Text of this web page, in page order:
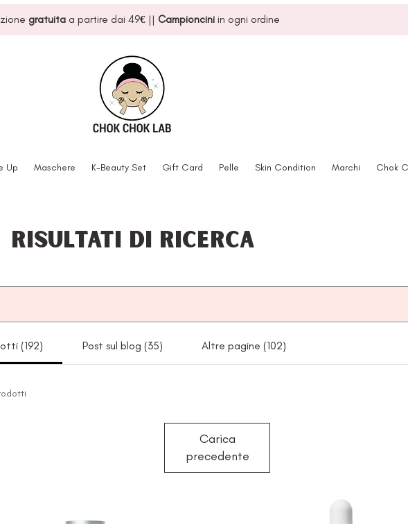
gratuita a partire dai 49€ || Campioncini in ogni ordine
Up Maschere K-Beauty Set Gift Card Pelle Skin Condition Marchi Chok
Risultati di ricerca
(192) Post sul blog (35) Altre pagine (102)
Carica
precedente